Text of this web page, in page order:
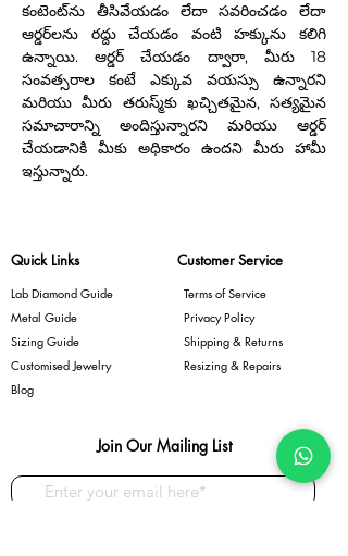
కంటెంట్‌ను తీసివేయడం లేదా సవరించడం లేదా
ఆర్డర్‌లను రద్దు చేయడం వంటి హక్కును కలిగి
ఉన్నాయి. ఆర్డర్ చేయడం ద్వారా, మీరు 18
సంవత్సరాల కంటే ఎక్కువ వయస్సు ఉన్నారని
మరియు మీరు తరుస్మ్‌కు ఖచ్చితమైన, సత్యమైన
సమాచారాన్ని అందిస్తున్నారని మరియు ఆర్డర్
చేయడానికి మీకు అధికారం ఉందని మీరు హామీ
ఇస్తున్నారు.
Quick Links Customer Service
Lab Diamond Guide
Metal Guide
Sizing Guide
Customised Jewelry
Blog
Terms of Service
Privacy Policy
Shipping & Returns
Resizing & Repairs
Join Our Mailing List